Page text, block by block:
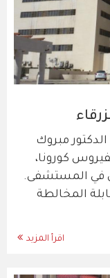
مبروك
كورونا،
في المستشفى.
المخالطة
اقرأ المزيد